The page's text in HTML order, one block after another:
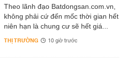
Theo lãnh đạo Batdongsan.com.vn,
không phải cứ đến mốc thời gian hết
niên hạn là chung cư sẽ hết giá...
THỊ TRƯỜNG 10 giờ trước